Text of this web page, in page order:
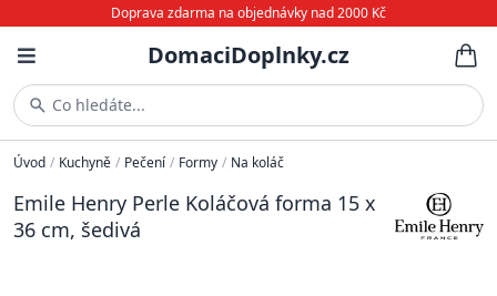
Doprava zdarma na objednávky nad 2000 Kč
DomaciDoplnky.cz
Co hledáte...
Úvod / Kuchyně / Pečení / Formy / Na koláč
Emile Henry Perle Koláčová forma 15 x
36 cm, šedivá